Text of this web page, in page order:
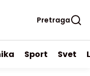
Pretraga
Sport Svet